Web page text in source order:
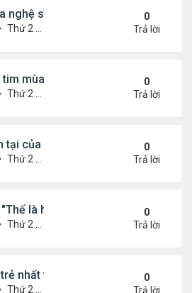
nghệ sĩ Hoài Tâm
Thứ 2 Tháng 8 03, 2026 7:13 pm
0
Trả lời
mùa thu' sau 26 năm
Thứ 2 Tháng 8 03, 2026 7:09 pm
0
Trả lời
của Quang Lê
Thứ 2 Tháng 8 03, 2026 7:00 pm
0
Trả lời
là hết"
Thứ 2 Tháng 8 03, 2026 6:56 pm
0
Trả lời
nhất thế giới ở tuổi 18
Thứ 2 Tháng 8 03, 2026 6:50 pm
0
Trả lời